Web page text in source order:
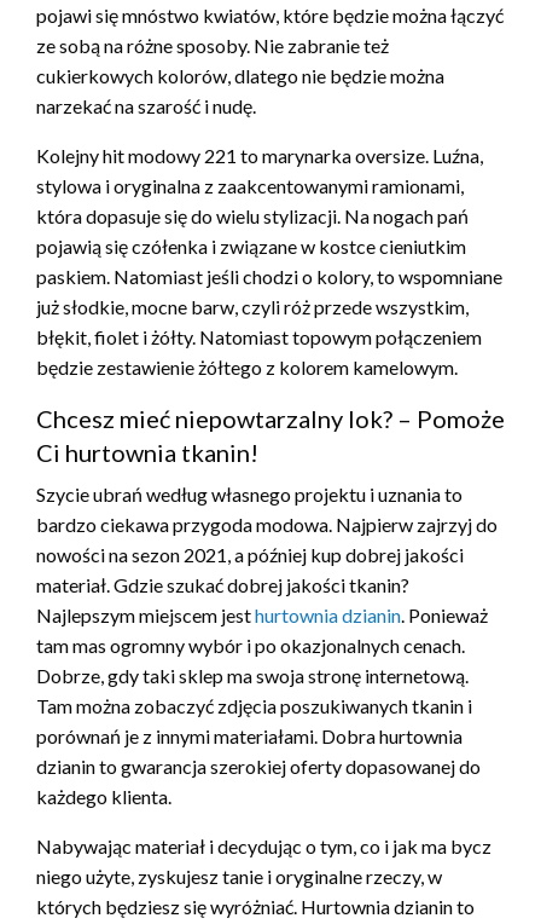
pojawi się mnóstwo kwiatów, które będzie można łączyć
ze sobą na różne sposoby. Nie zabranie też
cukierkowych kolorów, dlatego nie będzie można
narzekać na szarość i nudę.
Kolejny hit modowy 221 to marynarka oversize. Luźna,
stylowa i oryginalna z zaakcentowanymi ramionami,
która dopasuje się do wielu stylizacji. Na nogach pań
pojawią się czółenka i związane w kostce cieniutkim
paskiem. Natomiast jeśli chodzi o kolory, to wspomniane
już słodkie, mocne barw, czyli róż przede wszystkim,
błękit, fiolet i żółty. Natomiast topowym połączeniem
będzie zestawienie żółtego z kolorem kamelowym.
Chcesz mieć niepowtarzalny lok? – Pomoże
Ci hurtownia tkanin!
Szycie ubrań według własnego projektu i uznania to
bardzo ciekawa przygoda modowa. Najpierw zajrzyj do
nowości na sezon 2021, a później kup dobrej jakości
materiał. Gdzie szukać dobrej jakości tkanin?
Najlepszym miejscem jesthurtownia dzianin. Ponieważ
tam mas ogromny wybór i po okazjonalnych cenach.
Dobrze, gdy taki sklep ma swoja stronę internetową.
Tam można zobaczyć zdjęcia poszukiwanych tkanin i
porównań je z innymi materiałami. Dobra hurtownia
dzianin to gwarancja szerokiej oferty dopasowanej do
każdego klienta.
Nabywając materiał i decydując o tym, co i jak ma bycz
niego użyte, zyskujesz tanie i oryginalne rzeczy, w
których będziesz się wyróżniać. Hurtownia dzianin to